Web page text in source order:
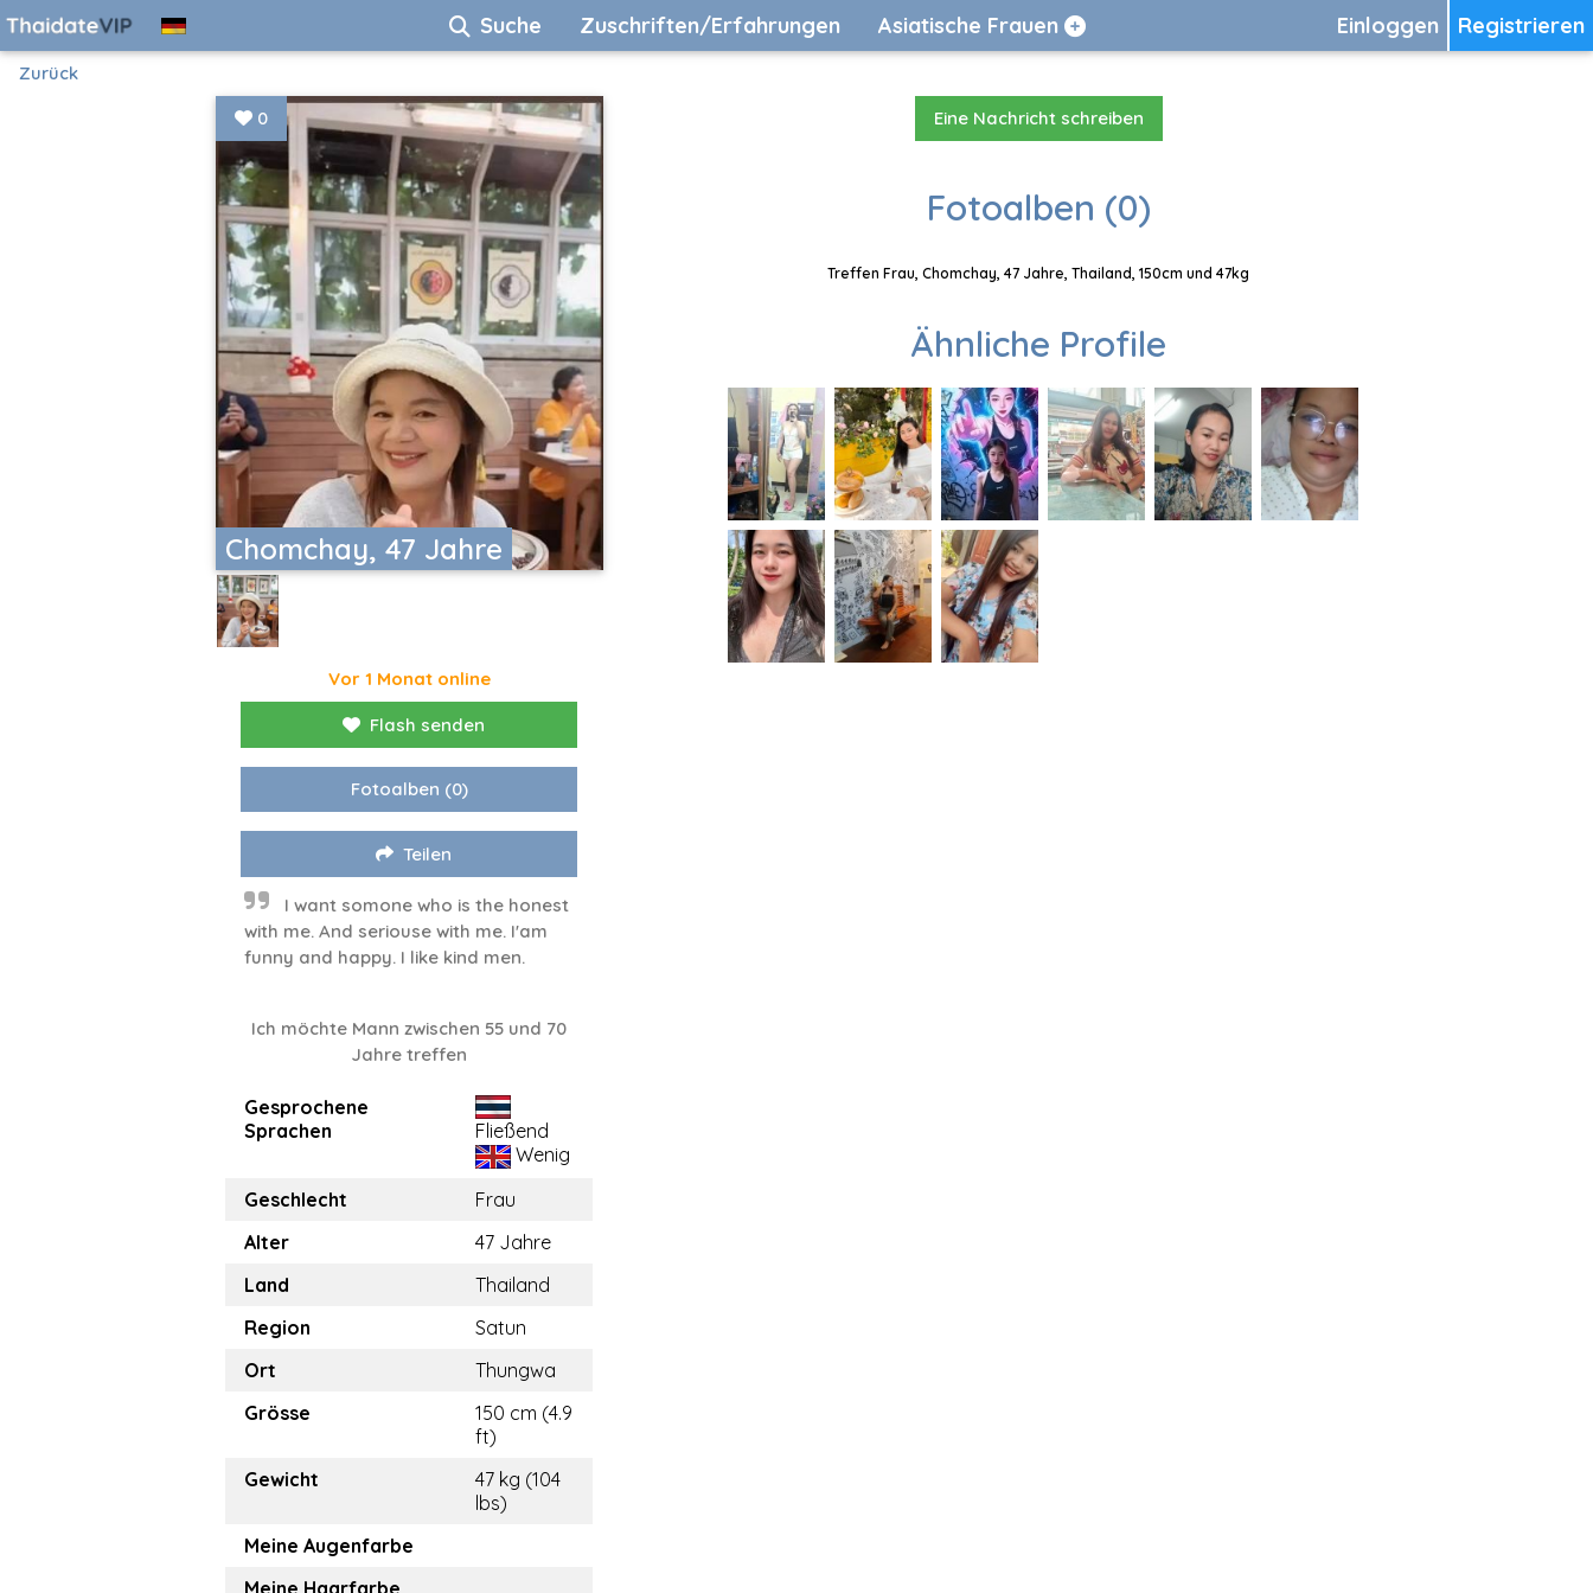
Registrieren
Einloggen
Suche Zuschriften/Erfahrungen Asiatische Frauen
Zurück
Chomchay, 47 Jahre
0
Vor 1 Monat online
Flash senden
Fotoalben (0)
Teilen
I want somone who is the honest
with me. And seriouse with me. I'am
funny and happy. I like kind men.
Ich möchte Mann zwischen 55 und 70
Jahre treffen
Gesprochene
Sprachen
Fließend
Wenig
Geschlecht
Frau
Alter
47 Jahre
Land
Thailand
Region
Satun
Ort
Thungwa
Grösse
150 cm (4.9
ft)
Gewicht
47 kg (104
lbs)
Meine Augenfarbe
Eine Nachricht schreiben
Fotoalben (0)
Treffen Frau, Chomchay, 47 Jahre, Thailand, 150cm und 47kg
Ähnliche Profile